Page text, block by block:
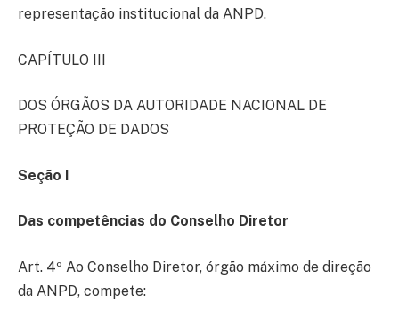
representação institucional da ANPD.
CAPÍTULO III
DOS ÓRGÃOS DA AUTORIDADE NACIONAL DE
PROTEÇÃO DE DADOS
Seção I
Das competências do Conselho Diretor
Art. 4º Ao Conselho Diretor, órgão máximo de direção
da ANPD, compete: